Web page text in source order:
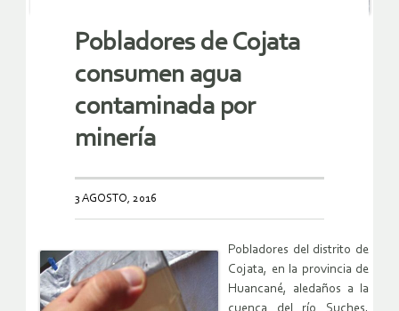
Pobladores de Cojata
consumen agua
contaminada por
minería
3 AGOSTO, 2016
Pobladores del distrito de
Cojata, en la provincia de
Huancané, aledaños a la